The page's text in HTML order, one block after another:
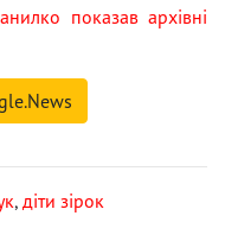
показав архівні
, діти зірок